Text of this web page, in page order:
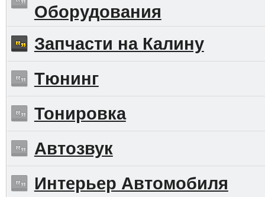
Оборудования
Запчасти на Калину
Тюнинг
Тонировка
Автозвук
Интерьер Автомобиля